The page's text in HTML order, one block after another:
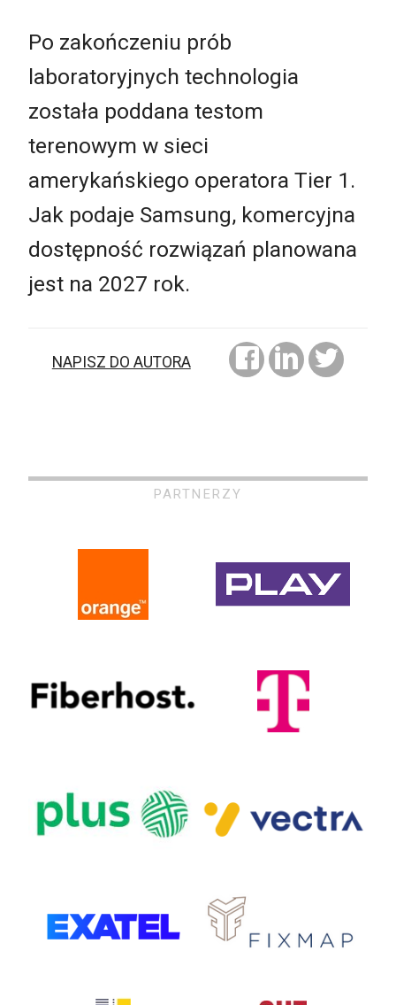
Po zakończeniu prób
laboratoryjnych technologia
została poddana testom
terenowym w sieci
amerykańskiego operatora Tier 1.
Jak podaje Samsung, komercyjna
dostępność rozwiązań planowana
jest na 2027 rok.
NAPISZ DO AUTORA
PARTNERZY